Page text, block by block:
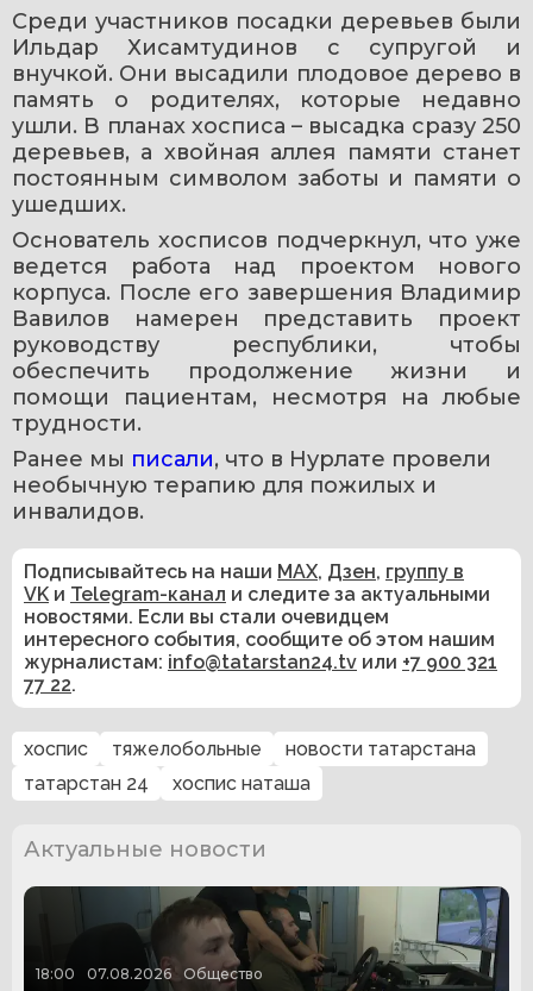
Среди участников посадки деревьев были
Ильдар Хисамтудинов с супругой и
внучкой. Они высадили плодовое дерево в
память о родителях, которые недавно
ушли. В планах хосписа – высадка сразу 250
деревьев, а хвойная аллея памяти станет
постоянным символом заботы и памяти о
ушедших.
Основатель хосписов подчеркнул, что уже
ведется работа над проектом нового
корпуса. После его завершения Владимир
Вавилов намерен представить проект
руководству республики, чтобы
обеспечить продолжение жизни и
помощи пациентам, несмотря на любые
трудности.
Ранее мы писали, что в Нурлате провели
необычную терапию для пожилых и
инвалидов.
Подписывайтесь на наши MAX, Дзен, группу в
VK и Telegram-канал и следите за актуальными
новостями. Если вы стали очевидцем
интересного события, сообщите об этом нашим
журналистам: info@tatarstan24.tv или +7 900 321
77 22.
хоспис тяжелобольные
новости татарстана
татарстан 24
хоспис наташа
Актуальные новости
18:00 07.08.2026 Общество